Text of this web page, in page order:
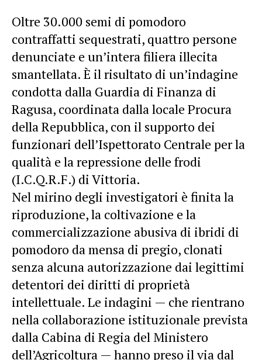
Oltre 30.000 semi di pomodoro
contraffatti sequestrati, quattro persone
denunciate e un’intera filiera illecita
smantellata. È il risultato di un’indagine
condotta dalla Guardia di Finanza di
Ragusa, coordinata dalla locale Procura
della Repubblica, con il supporto dei
funzionari dell’Ispettorato Centrale per la
qualità e la repressione delle frodi
(I.C.Q.R.F.) di Vittoria.
Nel mirino degli investigatori è finita la
riproduzione, la coltivazione e la
commercializzazione abusiva di ibridi di
pomodoro da mensa di pregio, clonati
senza alcuna autorizzazione dai legittimi
detentori dei diritti di proprietà
intellettuale. Le indagini — che rientrano
nella collaborazione istituzionale prevista
dalla Cabina di Regia del Ministero
dell’Agricoltura — hanno preso il via dal